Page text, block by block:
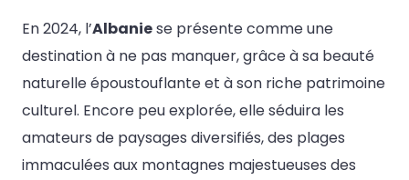
En 2024, l’Albaniese présente comme une
destination à ne pas manquer, grâce à sa beauté
naturelle époustouflante et à son riche patrimoine
culturel. Encore peu explorée, elle séduira les
amateurs de paysages diversifiés, des plages
immaculées aux montagnes majestueuses des